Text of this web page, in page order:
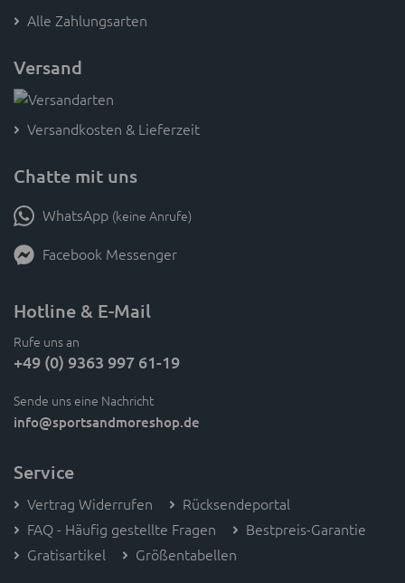
Alle Zahlungsarten
Versand
Versandkosten & Lieferzeit
Rufe uns an
+49 (0) 9363 997 61-19
info@sportsandmoreshop.de
Vertrag Widerrufen
FAQ - Häufig gestellte Fragen
Bestpreis-Garantie
Gratisartikel
Größentabellen